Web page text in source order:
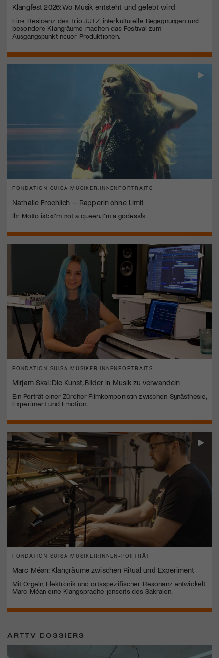
Klangfest 2026: Wo Musik entsteht und gelebt wird
Eine Residenz des Trio JÜTZ, interkulturelle Begegnungen und
besondere Klangräume machen das Festival zum
Ausgangspunkt neuer Produktionen.
FONDATION SUISA MUSIKER:INNENPORTRAITS
Nathalie Froehlich – Rapperin ohne Limit
Ihr Motto ist: «I’m not a queen. I’m a godess!»
FONDATION SUISA MUSIKER:INNENPORTRAITS
Mirjam Skal: Die Kunst, Bilder in Musik zu verwandeln
Ein Porträt einer Zürcher Filmkomponistin zwischen Synästhesie,
Experiment und Emotion.
FONDATION SUISA MUSIKER:INNEN-PORTRÄT
Marc Méan: Klangräume zwischen Ritual und Experiment
Mit Orgeln, Elektronik und ortsspezifischer Resonanz entwickelt
Marc Méan eine Klangsprache jenseits des Sakralen.
ARTTV DOSSIERS